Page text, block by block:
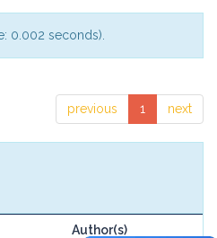
0.002 seconds).
previous 1 next
Author(s)